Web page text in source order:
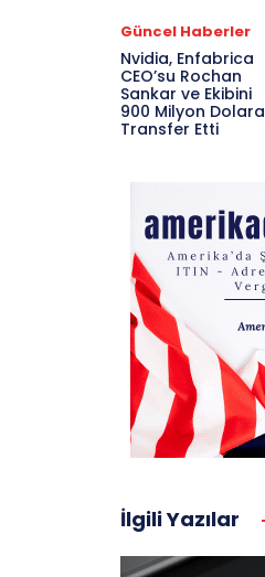
Güncel Haberler
Nvidia, Enfabrica
CEO’su Rochan
Sankar ve Ekibini
900 Milyon Dolara
Transfer Etti
İlgili Yazılar